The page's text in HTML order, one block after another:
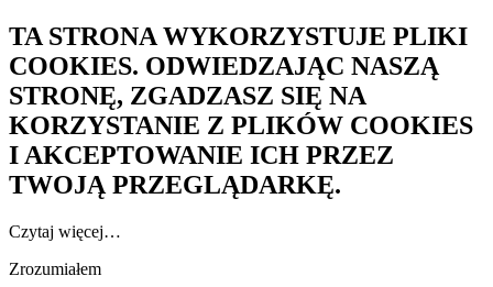
TA STRONA WYKORZYSTUJE PLIKI
COOKIES. ODWIEDZAJĄC NASZĄ
STRONĘ, ZGADZASZ SIĘ NA
KORZYSTANIE Z PLIKÓW COOKIES
I AKCEPTOWANIE ICH PRZEZ
TWOJĄ PRZEGLĄDARKĘ.
Czytaj więcej…
Zrozumiałem